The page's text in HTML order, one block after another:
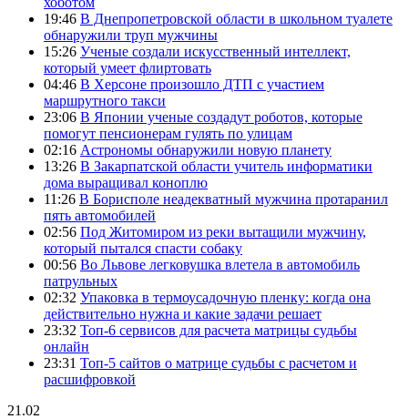
19:46 В Днепропетровской области в школьном туалете
обнаружили труп мужчины
15:26 Ученые создали искусственный интеллект,
который умеет флиртовать
04:46 В Херсоне произошло ДТП с участием
маршрутного такси
23:06 В Японии ученые создадут роботов, которые
помогут пенсионерам гулять по улицам
02:16 Астрономы обнаружили новую планету
13:26 В Закарпатской области учитель информатики
дома выращивал коноплю
11:26 В Борисполе неадекватный мужчина протаранил
пять автомобилей
02:56 Под Житомиром из реки вытащили мужчину,
который пытался спасти собаку
00:56 Во Львове легковушка влетела в автомобиль
патрульных
02:32 Упаковка в термоусадочную пленку: когда она
действительно нужна и какие задачи решает
23:32 Топ-6 сервисов для расчета матрицы судьбы
онлайн
23:31 Топ-5 сайтов о матрице судьбы с расчетом и
расшифровкой
21.02